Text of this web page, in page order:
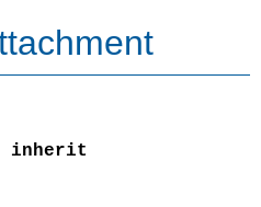
inherit